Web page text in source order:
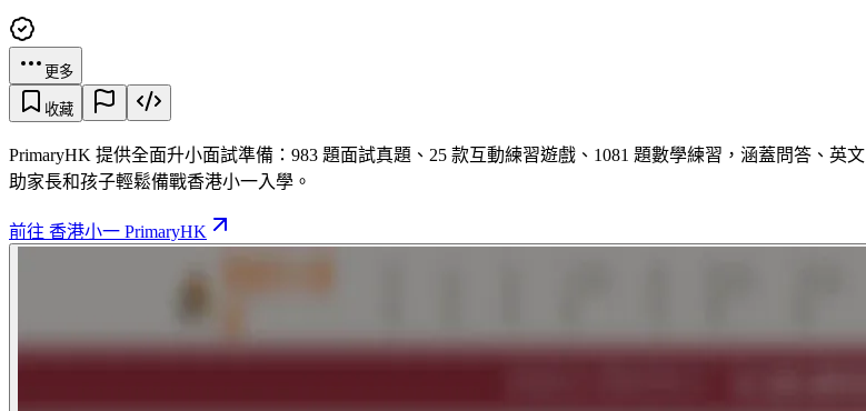
更多
收藏
PrimaryHK 提供全面升小面試準備：983 題面試真題、25 款互動練習遊戲、1081 題數學練習，涵蓋問答、英
助家長和孩子輕鬆備戰香港小一入學。
前往 香港小一 PrimaryHK